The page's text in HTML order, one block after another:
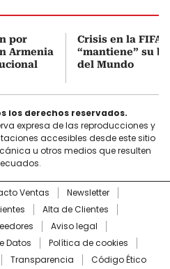
por
Armenia
Crisis en la FIFA:
“mantiene” su
del Mundo
los derechos reservados.
expresa de las reproducciones y
accesibles desde este sitio
u otros medios que resulten
Ventas
Newsletter
Alta de Clientes
Aviso legal
Datos
Política de cookies
Transparencia Código Ético